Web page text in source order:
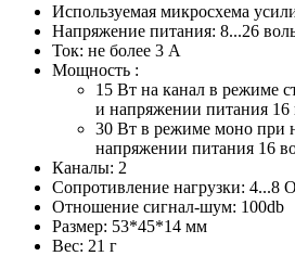
Используемая микросхема
Напряжение питания: 8...26
Ток: не более 3 А
Мощность :
15 Вт на канал в режиме
и напряжении питания 16
30 Вт в режиме моно при
напряжении питания 16
Каналы: 2
Сопротивление нагрузки: 4...8
Отношение сигнал-шум: 100db
Размер: 53*45*14 мм
Вес: 21 г